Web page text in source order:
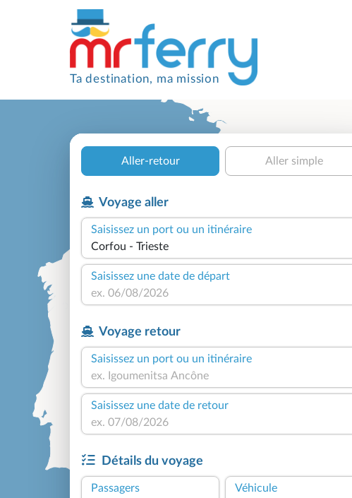
Ta destination, ma mission
Aller-retour Aller simple
Voyage aller
Saisissez un port ou un itinéraire
Saisissez une date de départ
Voyage retour
Saisissez un port ou un itinéraire
Saisissez une date de retour
Détails du voyage
Passagers
Véhicule